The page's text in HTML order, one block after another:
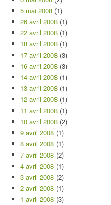
5 mai 2008 (1)
26 avril 2008 (1)
22 avril 2008 (1)
18 avril 2008 (1)
17 avril 2008 (3)
16 avril 2008 (3)
14 avril 2008 (1)
13 avril 2008 (1)
12 avril 2008 (1)
11 avril 2008 (1)
10 avril 2008 (2)
9 avril 2008 (1)
8 avril 2008 (1)
7 avril 2008 (2)
4 avril 2008 (1)
3 avril 2008 (2)
2 avril 2008 (1)
1 avril 2008 (3)